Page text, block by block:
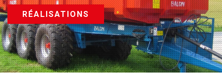
RÉALISATIONS